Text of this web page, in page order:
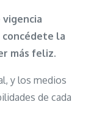
vigencia
concédete la
más feliz.
y los medios
de cada